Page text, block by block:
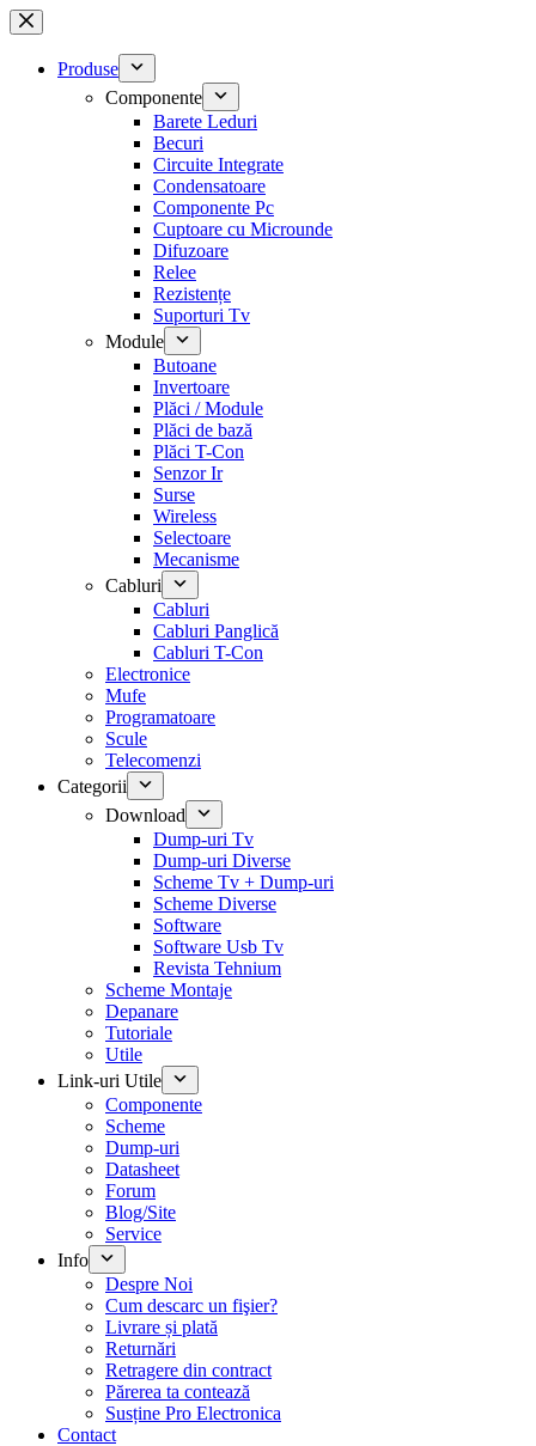
Sari
la
conținutProduse
Componente
Barete Leduri
Becuri
Circuite Integrate
Condensatoare
Componente Pc
Cuptoare cu Microunde
Difuzoare
Relee
Rezistențe
Suporturi Tv
Module
Butoane
Invertoare
Plăci / Module
Plăci de bază
Plăci T-Con
Senzor Ir
Surse
Wireless
Selectoare
Mecanisme
Cabluri
Cabluri
Cabluri Panglică
Cabluri T-Con
Electronice
Mufe
Programatoare
Scule
Telecomenzi
Categorii
Download
Dump-uri Tv
Dump-uri Diverse
Scheme Tv + Dump-uri
Scheme Diverse
Software
Software Usb Tv
Revista Tehnium
Scheme Montaje
Depanare
Tutoriale
Utile
Link-uri Utile
Componente
Scheme
Dump-uri
Datasheet
Forum
Blog/Site
Service
Info
Despre Noi
Cum descarc un fişier?
Livrare și plată
Returnări
Retragere din contract
Părerea ta contează
Susține Pro Electronica
Contact